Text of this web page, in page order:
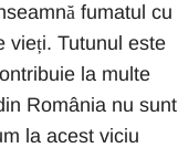
fumatul cu
vieți. Tutunul este
la multe
România nu sunt
la acest viciu